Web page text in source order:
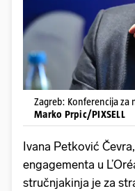
Zagreb: Konferencija za
Marko Prpic/PIXSELL
Ivana Petković
engagementa u
stručnjakinja je za